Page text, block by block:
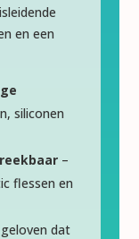
en een
siliconen
–
flessen en
dat